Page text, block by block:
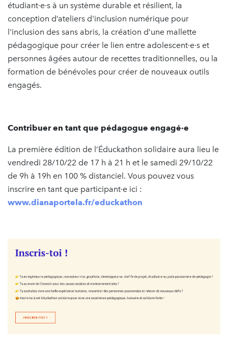
étudiant·e·s à un système durable et résilient, la
conception d’ateliers d'inclusion numérique pour
l'inclusion des sans abris, la création d’une mallette
pédagogique pour créer le lien entre adolescent·e·s et
personnes âgées autour de recettes traditionnelles, ou la
formation de bénévoles pour créer de nouveaux outils
engagés.
Contribuer en tant que pédagogue engagé·e
La première édition de l’Éduckathon solidaire aura lieu le
vendredi 28/10/22 de 17 h à 21 h et le samedi 29/10/22
de 9h à 19h en 100 % distanciel. Vous pouvez vous
inscrire en tant que participant·e ici :
www.dianaportela.fr/educkathon